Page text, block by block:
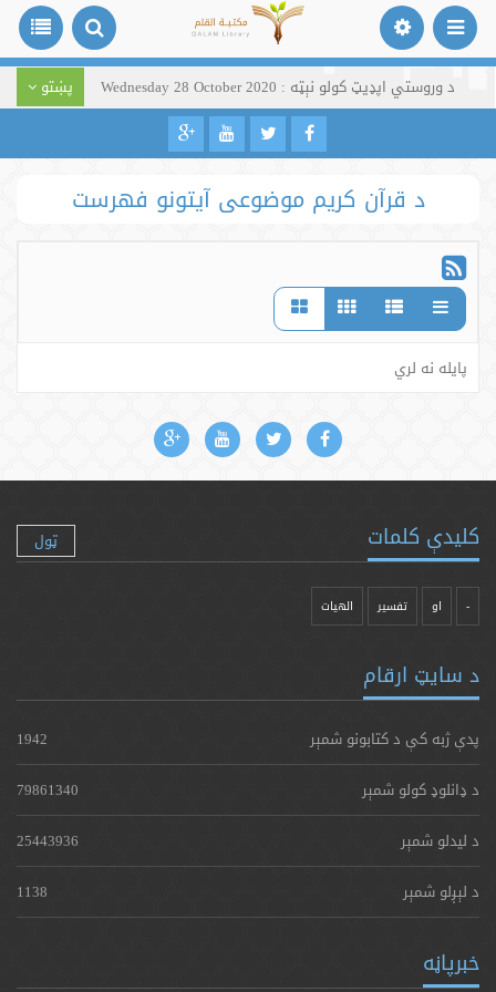
د وروستي اپډیټ کولو نېټه : Wednesday 28 October 2020 پښتو
د قرآن کریم موضوعی آیتونو فهرست
پایله نه لري
کلیدې کلمات ټول
- او تفسیر الهیات
د سایټ ارقام
پدې ژبه کې د کتابونو شمېر
1942
د ډانلوډ کولو شمېر
79861340
د لیدلو شمېر
25443936
د لېږلو شمېر
1138
خبرپاڼه